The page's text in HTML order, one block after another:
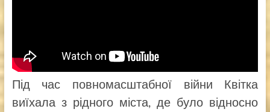
Під час повномасштабної війни Квітка
виїхала з рідного міста, де було відносно